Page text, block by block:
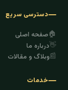
دسترسی سریع
🏠صفحه اصلی
👋درباره ما
📰وبلاگ و مقالات
خدمات